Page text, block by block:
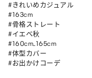
#きれいめカジュアル
#163cm
#骨格ストレート
#イエベ秋
#160cm_165cm
#体型カバー
#お出かけコーデ